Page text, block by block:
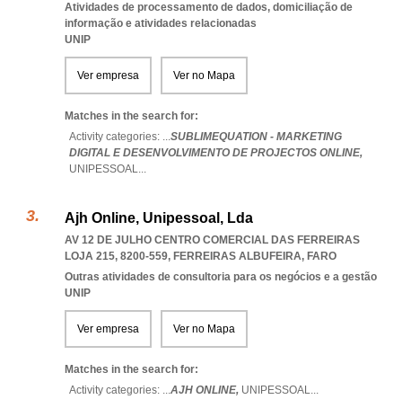
Atividades de processamento de dados, domiciliação de
informação e atividades relacionadas
UNIP
Ver empresa Ver no Mapa
Matches in the search for:
Activity categories: ...SUBLIMEQUATION - MARKETING
DIGITAL E DESENVOLVIMENTO DE PROJECTOS ONLINE,
UNIPESSOAL...
Ajh Online, Unipessoal, Lda
AV 12 DE JULHO CENTRO COMERCIAL DAS FERREIRAS
LOJA 215, 8200-559, FERREIRAS ALBUFEIRA, FARO
Outras atividades de consultoria para os negócios e a gestão
UNIP
Ver empresa Ver no Mapa
Matches in the search for:
Activity categories: ...AJH ONLINE, UNIPESSOAL...